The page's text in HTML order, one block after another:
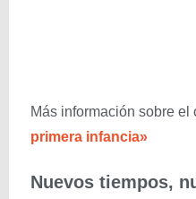
Más información sobre el
primera infancia»
Nuevos tiempos,